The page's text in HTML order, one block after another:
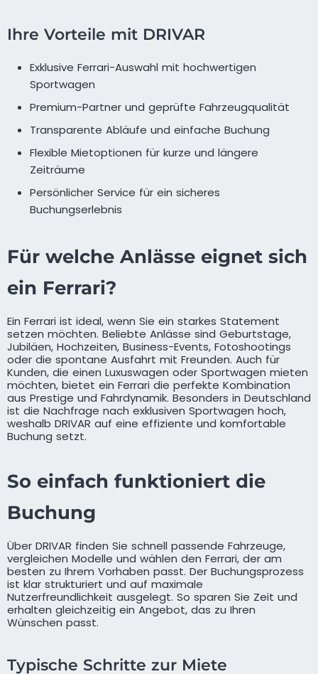
Ihre Vorteile mit DRIVAR
Exklusive Ferrari-Auswahl mit hochwertigen
Sportwagen
Premium-Partner und geprüfte Fahrzeugqualität
Transparente Abläufe und einfache Buchung
Flexible Mietoptionen für kurze und längere
Zeiträume
Persönlicher Service für ein sicheres
Buchungserlebnis
Für welche Anlässe eignet sich
ein Ferrari?
Ein Ferrari ist ideal, wenn Sie ein starkes Statement
setzen möchten. Beliebte Anlässe sind Geburtstage,
Jubiläen, Hochzeiten, Business-Events, Fotoshootings
oder die spontane Ausfahrt mit Freunden. Auch für
Kunden, die einen Luxuswagen oder Sportwagen mieten
möchten, bietet ein Ferrari die perfekte Kombination
aus Prestige und Fahrdynamik. Besonders in Deutschland
ist die Nachfrage nach exklusiven Sportwagen hoch,
weshalb DRIVAR auf eine effiziente und komfortable
Buchung setzt.
So einfach funktioniert die
Buchung
Über DRIVAR finden Sie schnell passende Fahrzeuge,
vergleichen Modelle und wählen den Ferrari, der am
besten zu Ihrem Vorhaben passt. Der Buchungsprozess
ist klar strukturiert und auf maximale
Nutzerfreundlichkeit ausgelegt. So sparen Sie Zeit und
erhalten gleichzeitig ein Angebot, das zu Ihren
Wünschen passt.
Typische Schritte zur Miete